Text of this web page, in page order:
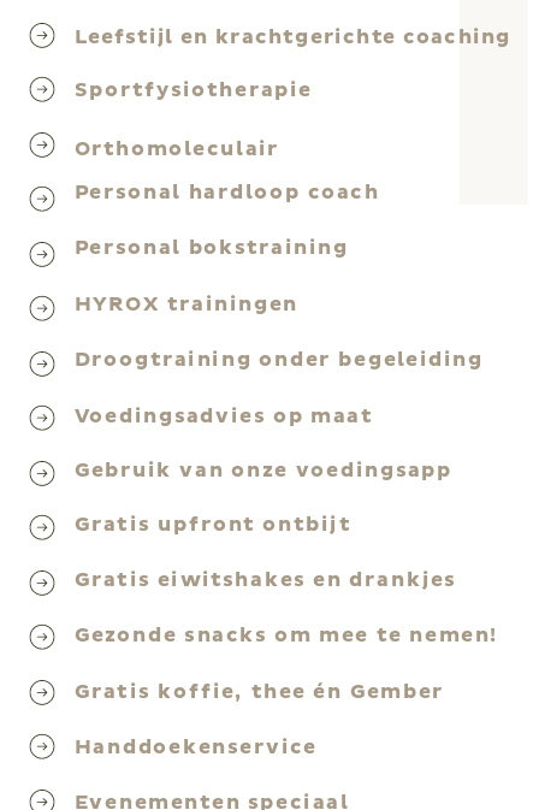
Voedingsadvies op maat
Gebruik van onze voedingsapp
Leefstijl en krachtgerichte coaching
Sportfysiotherapie
Orthomoleculair
Handdoekenservice
Gratis koffie, thee én Gember
Gratis eiwitshakes en drankjes
Gratis upfront ontbijt
Gezonde snacks om mee te nemen!
Personal hardloop coach
Personal bokstraining
HYROX trainingen
Droogtraining onder begeleiding
Evenementen speciaal